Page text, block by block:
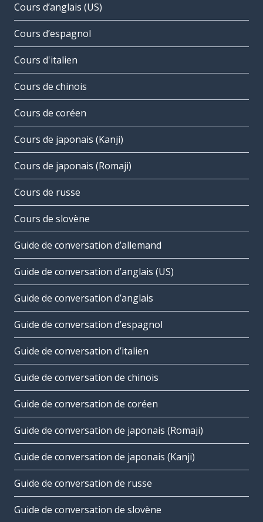
Cours d’anglais (US)
Cours d’espagnol
Cours d'italien
Cours de chinois
Cours de coréen
Cours de japonais (Kanji)
Cours de japonais (Romaji)
Cours de russe
Cours de slovène
Guide de conversation d’allemand
Guide de conversation d’anglais (US)
Guide de conversation d’anglais
Guide de conversation d’espagnol
Guide de conversation d’italien
Guide de conversation de chinois
Guide de conversation de coréen
Guide de conversation de japonais (Romaji)
Guide de conversation de japonais (Kanji)
Guide de conversation de russe
Guide de conversation de slovène